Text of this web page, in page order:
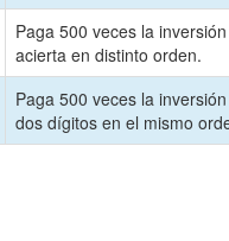
Paga 500 veces la
acierta en distinto orden.
Paga 500 veces la
dos dígitos en el mismo